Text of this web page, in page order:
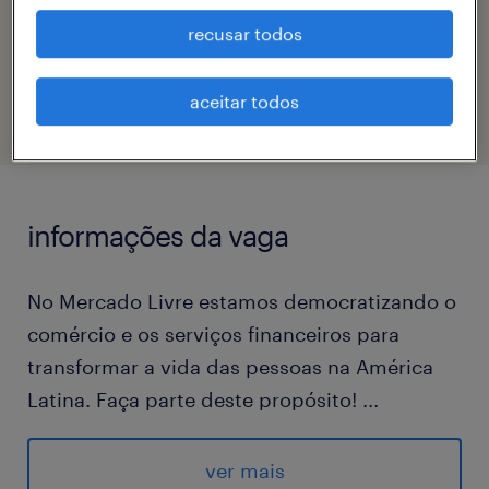
eTalent_JP-182981
informações da vaga
No Mercado Livre estamos democratizando o
comércio e os serviços financeiros para
transformar a vida das pessoas na América
Latina. Faça parte deste propósito! ...
No Mercado Envios administramos o estoque
de nossos vendedores e entregamos os
ver mais
recusar todos
aceitar todos